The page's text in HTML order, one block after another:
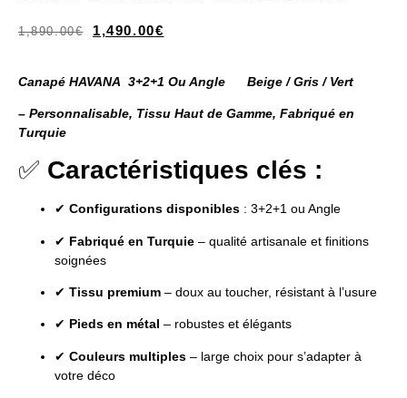
1,890.00€ 1,490.00€
Canapé HAVANA 3+2+1 Ou Angle Beige / Gris / Vert
– Personnalisable, Tissu Haut de Gamme, Fabriqué en
Turquie
✅ Caractéristiques clés :
✔ Configurations disponibles : 3+2+1 ou Angle
✔ Fabriqué en Turquie – qualité artisanale et finitions
soignées
✔ Tissu premium – doux au toucher, résistant à l’usure
✔ Pieds en métal – robustes et élégants
✔ Couleurs multiples – large choix pour s’adapter à
votre déco